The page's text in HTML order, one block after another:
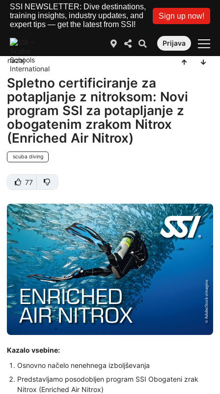
SSI NEWSLETTER: Dive destinations,
training insights, industry updates, and
expert tips — get the latest from SSI!
Sign up now!
Prijava
nazaj
Spletno certificiranje za
potapljanje z nitroksom: Novi
program SSI za potapljanje z
obogatenim zrakom Nitrox
(Enriched Air Nitrox)
scuba diving
77
Kazalo vsebine:
Osnovno načelo nenehnega izboljševanja
Predstavljamo posodobljen program SSI Obogateni zrak
Nitrox (Enriched Air Nitrox)